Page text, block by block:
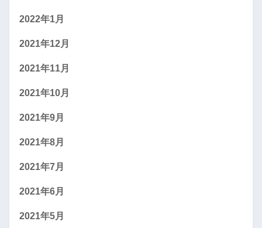
2022年1月
2021年12月
2021年11月
2021年10月
2021年9月
2021年8月
2021年7月
2021年6月
2021年5月